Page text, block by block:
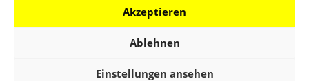
Akzeptieren
Ablehnen
Einstellungen ansehen